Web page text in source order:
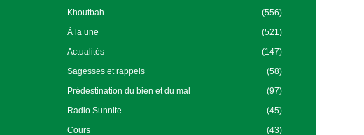
Khoutbah
(556)
À la une
(521)
Actualités
(147)
Sagesses et rappels
(58)
Prédestination du bien et du mal
(97)
Radio Sunnite
(45)
Cours
(43)